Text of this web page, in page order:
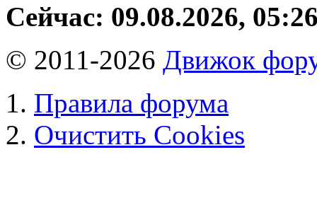
Сейчас: 09.08.2026,
© 2011-2026 Движок
Правила форума
Очистить Cookies